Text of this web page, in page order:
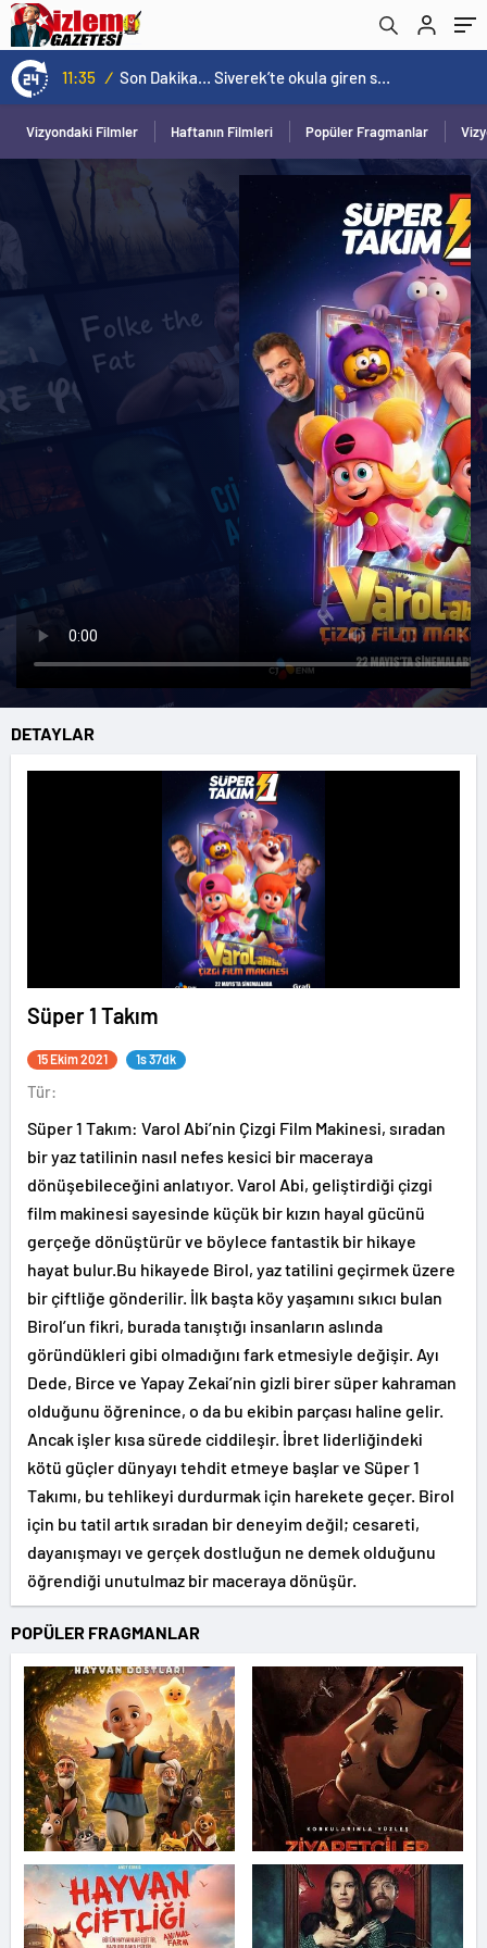
11:35 / Son Dakika… Siverek’te okula giren saldırgan ateş açtı! Yaralılar var
Vizyondaki Filmler Haftanın Filmleri Popüler Fragmanlar
DETAYLAR
Süper 1 Takım
15 Ekim 2021 1s 37dk
Tür:
Süper 1 Takım: Varol Abi’nin Çizgi Film Makinesi, sıradan
bir yaz tatilinin nasıl nefes kesici bir maceraya
dönüşebileceğini anlatıyor. Varol Abi, geliştirdiği çizgi
film makinesi sayesinde küçük bir kızın hayal gücünü
gerçeğe dönüştürür ve böylece fantastik bir hikaye
hayat bulur.Bu hikayede Birol, yaz tatilini geçirmek üzere
bir çiftliğe gönderilir. İlk başta köy yaşamını sıkıcı bulan
Birol’un fikri, burada tanıştığı insanların aslında
göründükleri gibi olmadığını fark etmesiyle değişir. Ayı
Dede, Birce ve Yapay Zekai’nin gizli birer süper kahraman
olduğunu öğrenince, o da bu ekibin parçası haline gelir.
Ancak işler kısa sürede ciddileşir. İbret liderliğindeki
kötü güçler dünyayı tehdit etmeye başlar ve Süper 1
Takımı, bu tehlikeyi durdurmak için harekete geçer. Birol
için bu tatil artık sıradan bir deneyim değil; cesareti,
dayanışmayı ve gerçek dostluğun ne demek olduğunu
öğrendiği unutulmaz bir maceraya dönüşür.
POPÜLER FRAGMANLAR